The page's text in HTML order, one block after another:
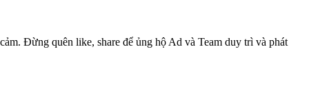
Đừng quên like, share để ủng hộ Ad và Team duy trì và phát